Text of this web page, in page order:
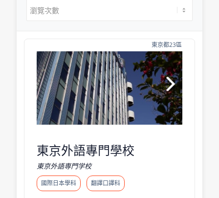
東京外語專門學校
東京外語専門学校
國際日本學科 翻譯口譯科
東京都23區